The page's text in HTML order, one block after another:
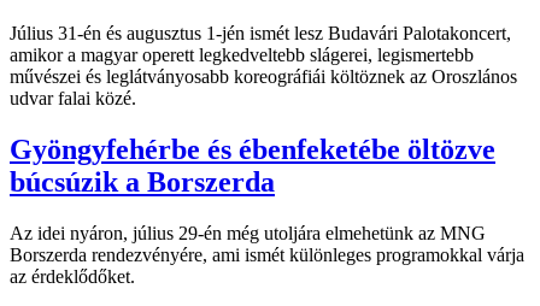
Július 31-én és augusztus 1-jén ismét lesz Budavári Palotakoncert,
amikor a magyar operett legkedveltebb slágerei, legismertebb
művészei és leglátványosabb koreográfiái költöznek az Oroszlános
udvar falai közé.
Gyöngyfehérbe és ébenfeketébe öltözve
búcsúzik a Borszerda
Az idei nyáron, július 29-én még utoljára elmehetünk az MNG
Borszerda rendezvényére, ami ismét különleges programokkal várja
az érdeklődőket.